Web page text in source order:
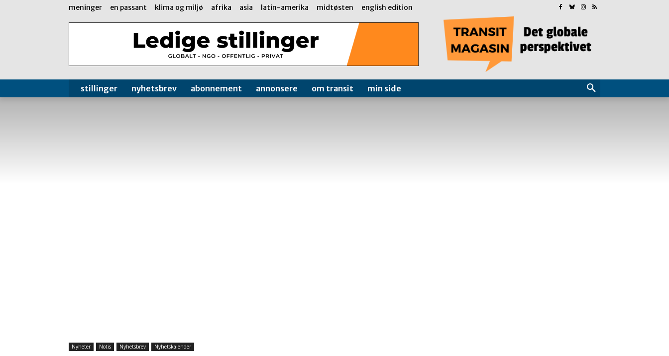
meninger en passant klima og miljø afrika asia latin-amerika midtøsten english edition
stillinger nyhetsbrev abonnement annonsere om transit min side
Nyheter Notis Nyhetsbrev Nyhetskalender